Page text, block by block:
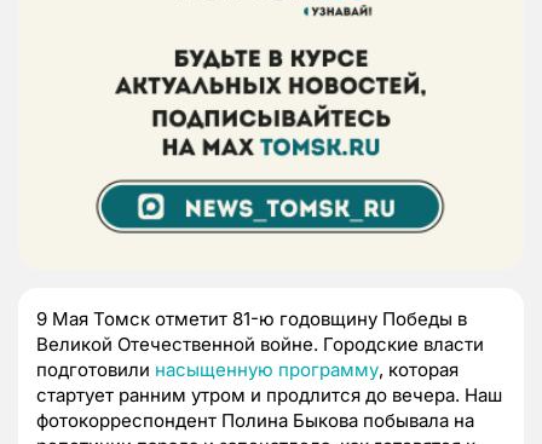
9 Мая Томск отметит 81-ю годовщину Победы в
Великой Отечественной войне. Городские власти
подготовили насыщенную программу, которая
стартует ранним утром и продлится до вечера. Наш
фотокорреспондент Полина Быкова побывала на